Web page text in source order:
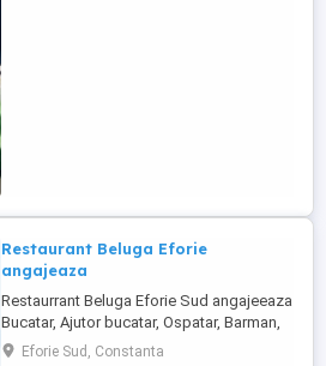
Restaurant Beluga Eforie
angajeaza
Restaurrant Beluga Eforie Sud angajeeaza
Bucatar, Ajutor bucatar, Ospatar, Barman,
program tot timpul anilui.
Eforie Sud, Constanta